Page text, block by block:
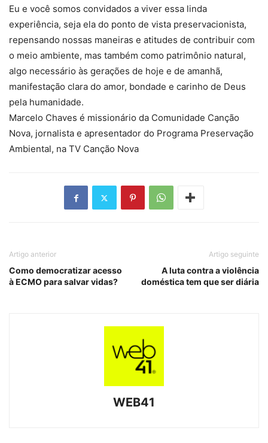
Eu e você somos convidados a viver essa linda
experiência, seja ela do ponto de vista preservacionista,
repensando nossas maneiras e atitudes de contribuir com
o meio ambiente, mas também como patrimônio natural,
algo necessário às gerações de hoje e de amanhã,
manifestação clara do amor, bondade e carinho de Deus
pela humanidade.
Marcelo Chaves é missionário da Comunidade Canção
Nova, jornalista e apresentador do Programa Preservação
Ambiental, na TV Canção Nova
Artigo anterior
Como democratizar acesso
à ECMO para salvar vidas?
Artigo seguinte
A luta contra a violência
doméstica tem que ser diária
WEB41